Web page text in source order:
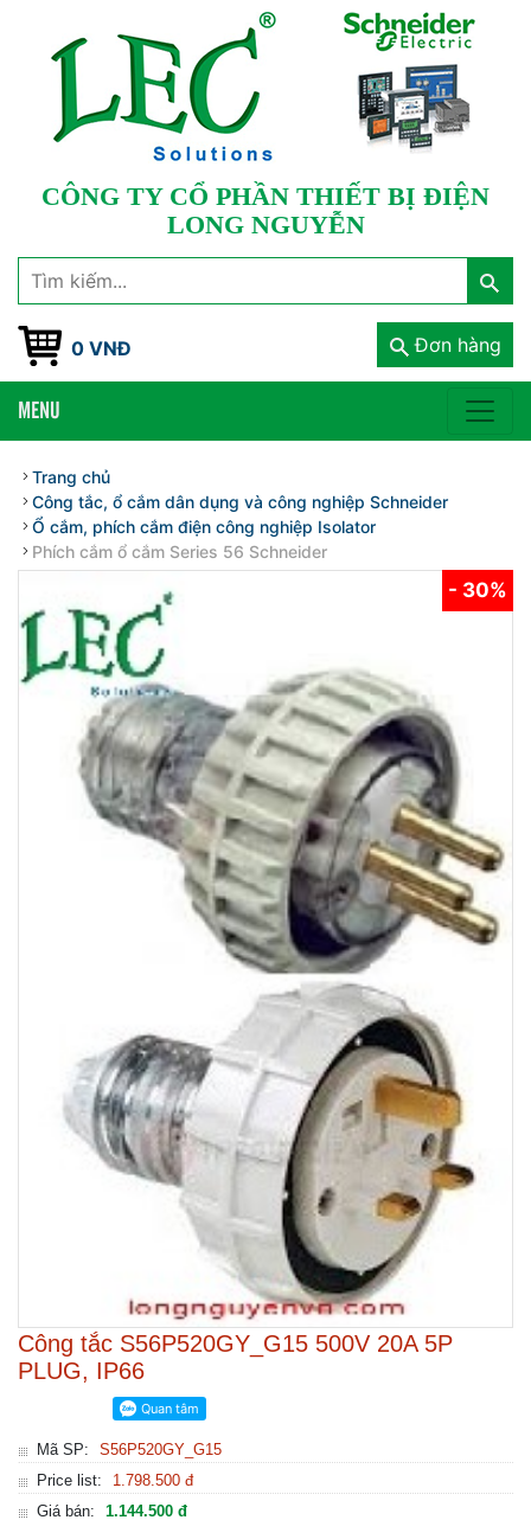
CÔNG TY CỔ PHẦN THIẾT BỊ ĐIỆN
LONG NGUYỄN
0 VNĐ Đơn hàng
MENU
Trang chủ
Công tắc, ổ cắm dân dụng và công nghiệp Schneider
Ổ cắm, phích cắm điện công nghiệp Isolator
Phích cắm ổ cắm Series 56 Schneider
- 30%
Công tắc S56P520GY_G15 500V 20A 5P
PLUG, IP66
Mã SP:
S56P520GY_G15
Price list:
1.798.500 đ
Giá bán:
1.144.500 đ